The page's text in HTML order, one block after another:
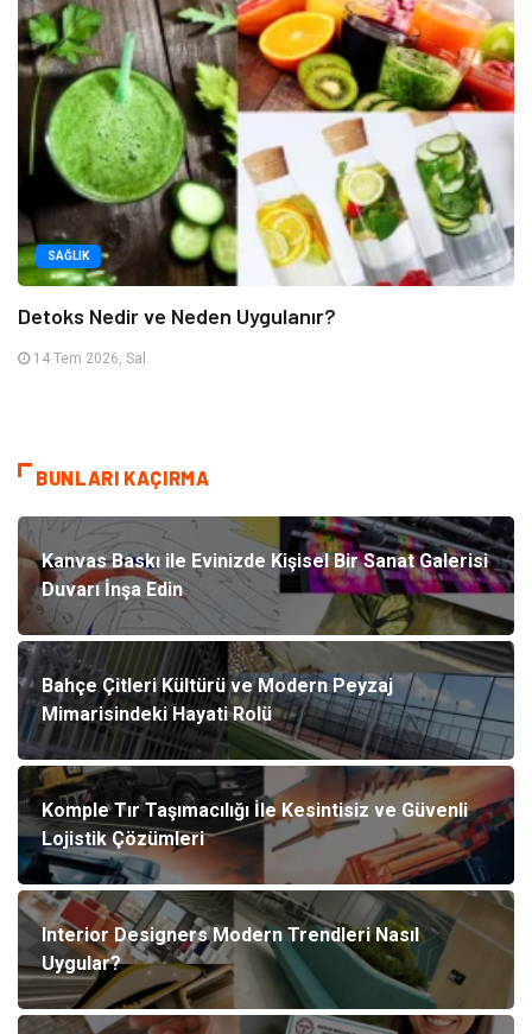
SAĞLIK
Detoks Nedir ve Neden Uygulanır?
14 Tem 2026, Sal
BUNLARI KAÇIRMA
Kanvas Baskı ile Evinizde Kişisel Bir Sanat Galerisi
Duvarı İnşa Edin
Bahçe Çitleri Kültürü ve Modern Peyzaj
Mimarisindeki Hayati Rolü
Komple Tır Taşımacılığı İle Kesintisiz ve Güvenli
Lojistik Çözümleri
Interior Designers Modern Trendleri Nasıl
Uygular?